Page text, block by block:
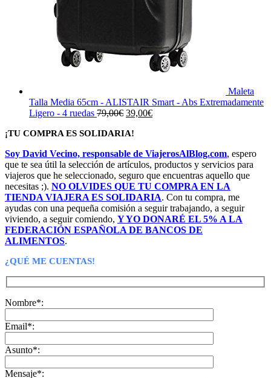
Maleta
Talla Media 65cm - ALISTAIR Smart - Abs Extremadamente
Ligero - 4 ruedas 79,00€ El
original
79,00€.
39,00€El
39,00€.
¡TU COMPRA ES SOLIDARIA!
Soy David Vecino, responsable de ViajerosAlBlog.com, espero
que te sea útil la selección de artículos, productos y servicios para
viajeros que he seleccionado, seguro que encuentras aquello que
necesitas ;). NO OLVIDES QUE TU COMPRA EN LA
TIENDA VIAJERA ES SOLIDARIA. Con tu compra, me
ayudas con una pequeña comisión a seguir trabajando, a seguir
viviendo, a seguir comiendo, Y YO DONARÉ EL 5% A LA
FEDERACIÓN ESPAÑOLA DE BANCOS DE
ALIMENTOS.
¿QUÉ ME CUENTAS!
Nombre*:
Email*:
Asunto*:
Mensaje*: